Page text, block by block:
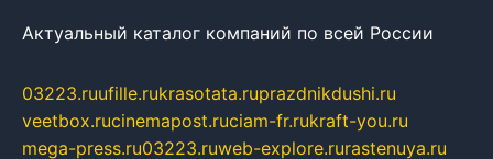
Актуальный каталог компаний по всей России
03223.ruufille.rukrasotata.ruprazdnikdushi.ru
veetbox.rucinemapost.ruciam-fr.rukraft-you.ru
mega-press.ru03223.ruweb-explore.rurastenuya.ru